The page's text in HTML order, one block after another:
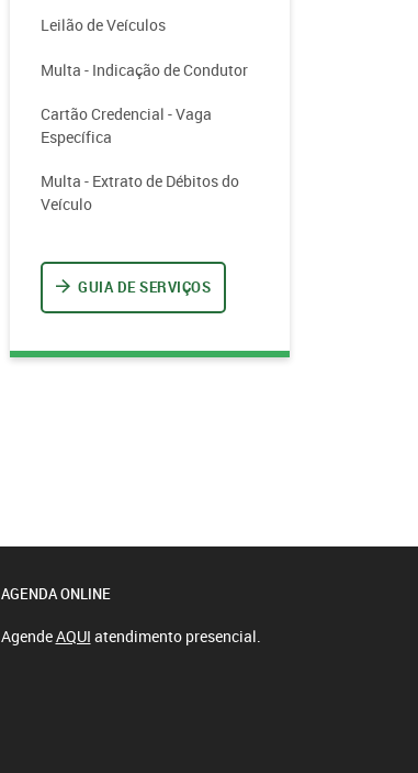
Leilão de Veículos
Multa - Indicação de Condutor
Cartão Credencial - Vaga
Específica
Multa - Extrato de Débitos do
Veículo
GUIA DE SERVIÇOS
AGENDA ONLINE
AgendeAQUI atendimento presencial.